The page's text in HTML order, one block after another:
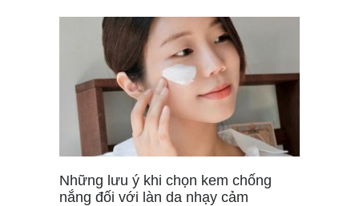
Những lưu ý khi chọn kem chống
nắng đối với làn da nhạy cảm